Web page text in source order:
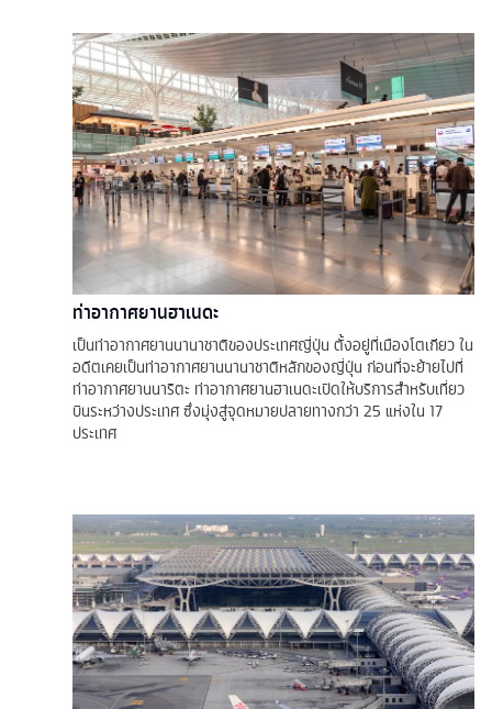
ท่าอากาศยานฮาเนดะ
เป็นท่าอากาศยานนานาชาติของประเทศญี่ปุ่น ตั้งอยู่ที่เมืองโตเกียว ใน
อดีตเคยเป็นท่าอากาศยานนานาชาติหลักของญี่ปุ่น ก่อนที่จะย้ายไปที่
ท่าอากาศยานนาริตะ ท่าอากาศยานฮาเนดะเปิดให้บริการสำหรับเที่ยว
บินระหว่างประเทศ ซึ่งมุ่งสู่จุดหมายปลายทางกว่า 25 แห่งใน 17
ประเทศ